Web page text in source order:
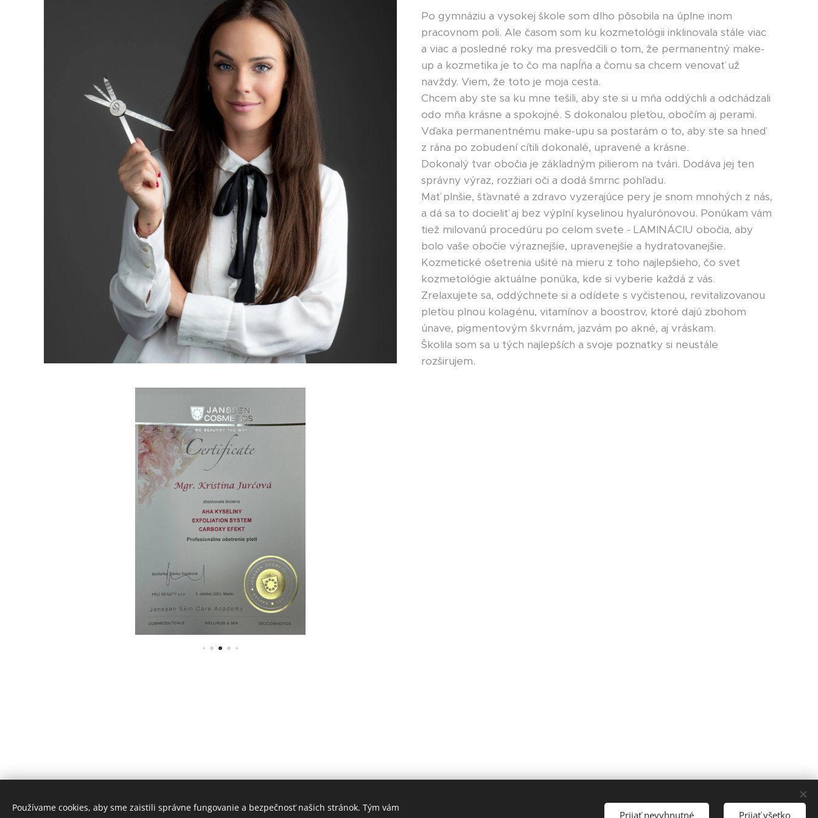
Po gymnáziu a vysokej škole som dlho pôsobila na úplne inom
pracovnom poli. Ale časom som ku kozmetológii inklinovala stále viac
a viac a posledné roky ma presvedčili o tom, že permanentný make-
up a kozmetika je to čo ma napĺňa a čomu sa chcem venovať už
navždy. Viem, že toto je moja cesta.
Chcem aby ste sa ku mne tešili, aby ste si u mňa oddýchli a odchádzali
odo mňa krásne a spokojné. S dokonalou pleťou, obočím aj perami.
Vďaka permanentnému make-upu sa postarám o to, aby ste sa hneď
z rána po zobudení cítili dokonalé, upravené a krásne.
Dokonalý tvar obočia je základným pilierom na tvári. Dodáva jej ten
správny výraz, rozžiari oči a dodá šmrnc pohľadu.
Mať plnšie, šťavnaté a zdravo vyzerajúce pery je snom mnohých z nás,
a dá sa to docieliť aj bez výplní kyselinou hyalurónovou. Ponúkam vám
tiež milovanú procedúru po celom svete - LAMINÁCIU obočia, aby
bolo vaše obočie výraznejšie, upravenejšie a hydratovanejšie.
Kozmetické ošetrenia ušité na mieru z toho najlepšieho, čo svet
kozmetológie aktuálne ponúka, kde si vyberie každá z vás.
Zrelaxujete sa, oddýchnete si a odídete s vyčistenou, revitalizovanou
pleťou plnou kolagénu, vitamínov a boostrov, ktoré dajú zbohom
únave, pigmentovým škvrnám, jazvám po akné, aj vráskam.
Školila som sa u tých najlepších a svoje poznatky si neustále
rozširujem.
KristinaArt Vytvorené službouWebnode Cookies
Používame cookies, aby sme zaistili správne fungovanie a bezpečnosť našich stránok. Tým vám
Prijať nevyhnutné Prijať všetko